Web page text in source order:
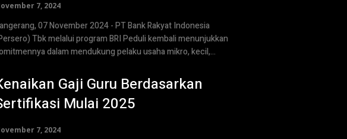
7, 2024
07 November 2024 - PT Bank Rakyat Indonesia
Tbk melalui program BRI Peduli kembali menunjukkan
dalam mendukung pelaku usaha mikro, kecil,...
Gaji Guru Berdasarkan
Mulai 2025
7, 2024